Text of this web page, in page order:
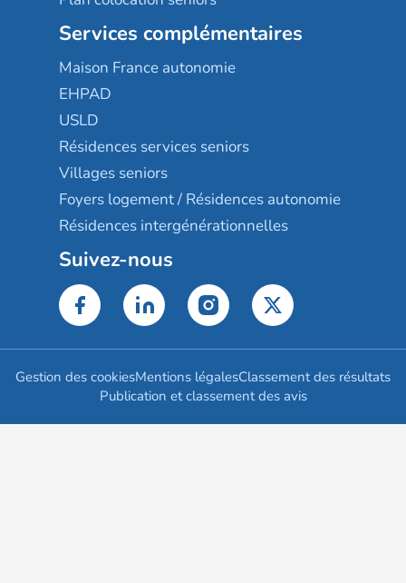
Services complémentaires
Maison France autonomie
EHPAD
USLD
Résidences services seniors
Villages seniors
Foyers logement / Résidences autonomie
Résidences intergénérationnelles
Suivez-nous
Gestion des cookiesMentions légalesClassement des résultats
Publication et classement des avis